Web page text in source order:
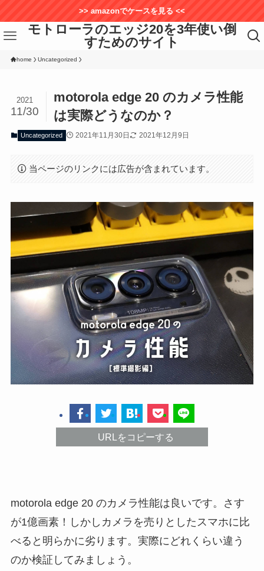
>> amazonでケースを見る <<
モトローラのエッジ20を3年使い倒
すためのサイト
home Uncategorized
motorola edge 20 のカメラ性能
は実際どうなのか？
2021
11/30
Uncategorized 2021年11月30日 2021年12月9日
当ページのリンクには広告が含まれています。
URLをコピーする
motorola edge 20 のカメラ性能は良いです。さす
が1億画素！しかしカメラを売りとしたスマホに比
べると明らかに劣ります。実際にどれくらい違う
のか検証してみましょう。